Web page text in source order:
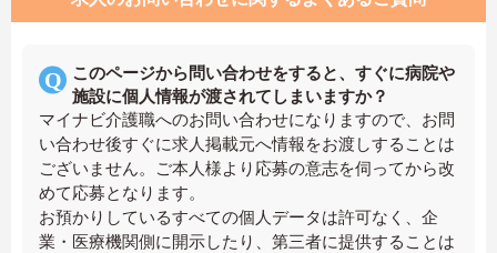
このページから問い合わせをすると、すぐに病院や
施設に個人情報が渡されてしまいますか？
マイナビ介護職へのお問い合わせになりますので、お問
い合わせ後すぐに求人掲載元へ情報をお渡しすることは
ございません。ご本人様より応募の意志を伺ってから改
めて応募となります。
お預かりしているすべての個人データは許可なく、企
業・医療機関側に開示したり、第三者に提供することは